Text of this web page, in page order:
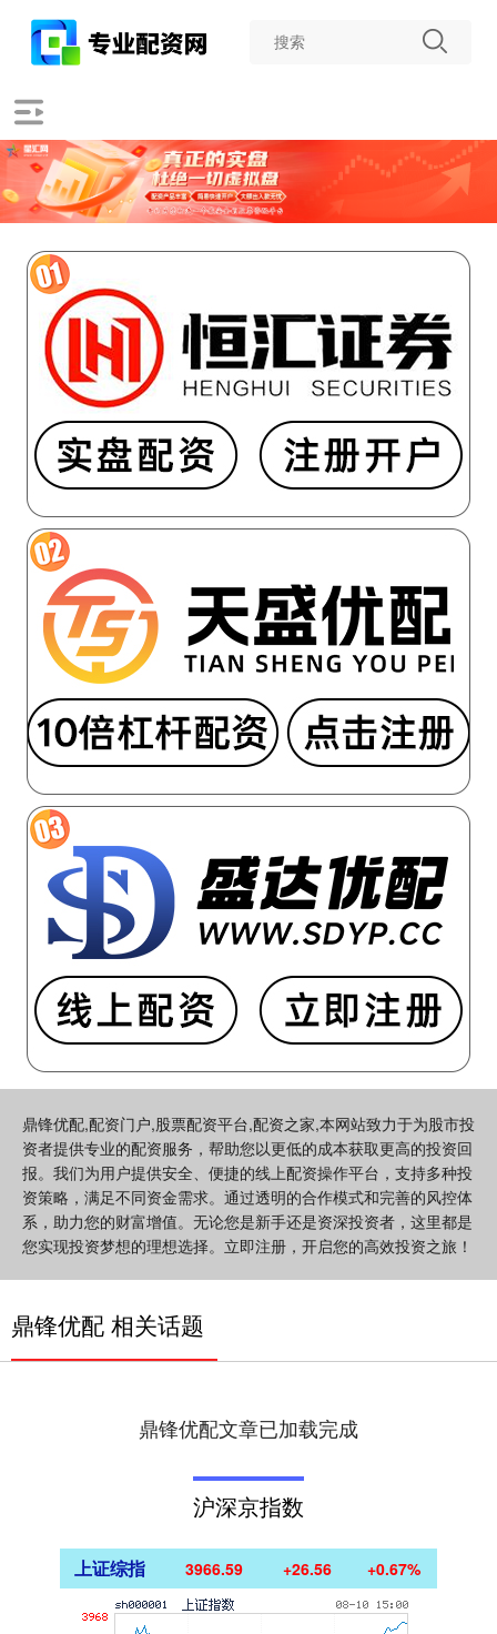
鼎锋优配,配资门户,股票配资平台,配资之家,本网站致力于为股市投
资者提供专业的配资服务，帮助您以更低的成本获取更高的投资回
报。我们为用户提供安全、便捷的线上配资操作平台，支持多种投
资策略，满足不同资金需求。通过透明的合作模式和完善的风控体
系，助力您的财富增值。无论您是新手还是资深投资者，这里都是
您实现投资梦想的理想选择。立即注册，开启您的高效投资之旅！
鼎锋优配 相关话题
鼎锋优配文章已加载完成
沪深京指数
上证综指 3966.59 +26.56 +0.67%